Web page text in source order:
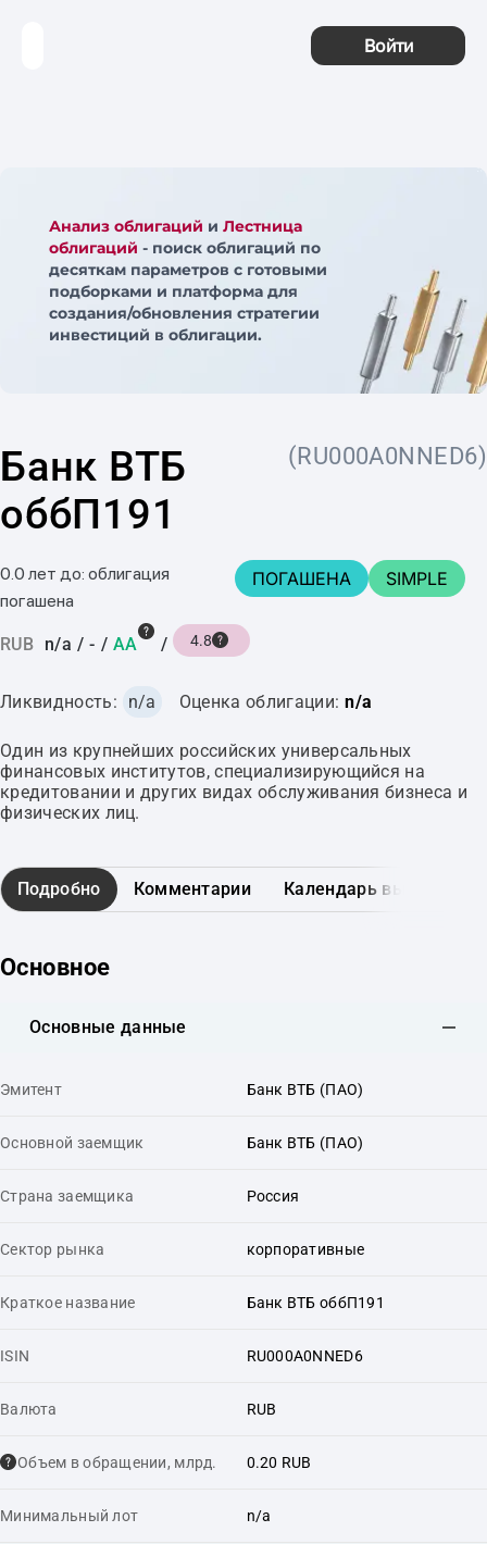
Войти
Анализ облигаций и Лестница
облигаций - поиск облигаций по
десяткам параметров с готовыми
подборками и платформа для
создания/обновления стратегии
инвестиций в облигации.
Банк ВТБ
оббП191
(RU000A0NNED6)
0.0 лет до: облигация
погашена
ПОГАШЕНА SIMPLE
RUB n/a / - / AA / 4.8
Ликвидность: n/a Оценка облигации: n/a
Один из крупнейших российских универсальных
финансовых институтов, специализирующийся на
кредитовании и других видах обслуживания бизнеса и
физических лиц.
Подробно Комментарии Календарь выплат
Основное
Основные данные
Эмитент Банк ВТБ (ПАО)
Основной заемщик Банк ВТБ (ПАО)
Страна заемщика Россия
Сектор рынка корпоративные
Краткое название Банк ВТБ оббП191
ISIN RU000A0NNED6
Валюта RUB
Объем в обращении, млрд. 0.20 RUB
Минимальный лот n/a